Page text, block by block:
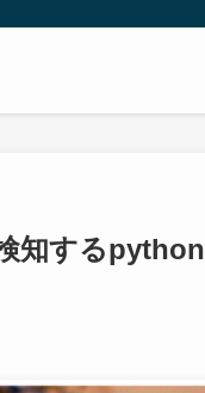
知するpython